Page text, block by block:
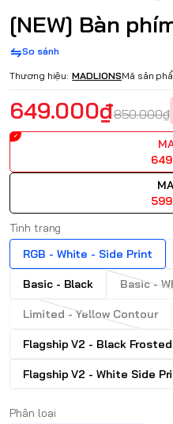
[NEW] Bàn
So sánh
Thương hiệu: MADLIONSMã sản
649.000₫850.000₫
Tình trạng
RGB - White - Side Print
Basic - Black Basic -
Limited - Yellow Contour
Flagship V2 - Black Frosted
Flagship V2 - White Side
Phân loại